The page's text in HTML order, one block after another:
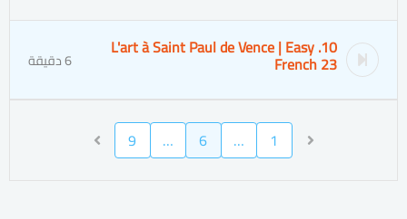
10. L'art à Saint Paul de Vence | Easy
French 23 6 دقيقة
1
…
6
…
9